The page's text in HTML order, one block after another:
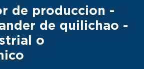
de produccion -
de quilichao -
o